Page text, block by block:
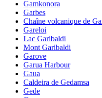
Gamkonora
Garbes
Chaîne volcanique de
Gareloi
Lac Garibaldi
Mont Garibaldi
Garove
Garua Harbour
Gaua
Caldeira de Gedamsa
Gede